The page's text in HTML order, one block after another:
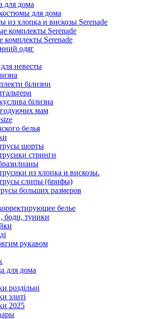
для дома
для дома
из хлопка и вискозы Serenade
комплекты Serenade
комплекты Serenade
одяг
невесты
білизни
білизна
мам
белья
шорты
стринги
из хлопка и вискозы.
слипы (брифы)
больших размеров
белье
боди, туники
рукавом
для дома
роздільні
злиті
2025